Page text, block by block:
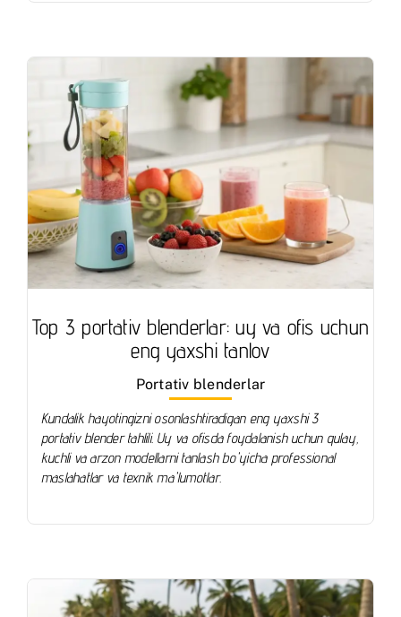
Top 3 portativ blenderlar: uy va ofis uchun
eng yaxshi tanlov
Portativ blenderlar
Kundalik hayotingizni osonlashtiradigan eng yaxshi 3
portativ blender tahlili. Uy va ofisda foydalanish uchun qulay,
kuchli va arzon modellarni tanlash bo'yicha professional
maslahatlar va texnik ma'lumotlar.